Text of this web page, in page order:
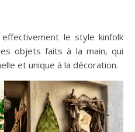
le style kinfolk
objets faits à la main, qui
et unique à la décoration.